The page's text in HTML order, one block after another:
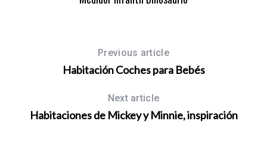
Previous article
Habitación Coches para Bebés
Next article
Habitaciones de Mickey y Minnie, inspiración